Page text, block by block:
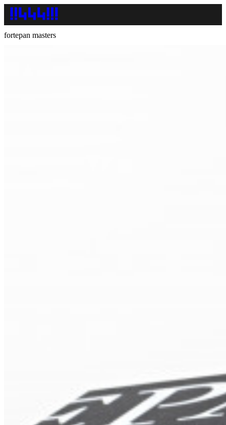
fortepan masters